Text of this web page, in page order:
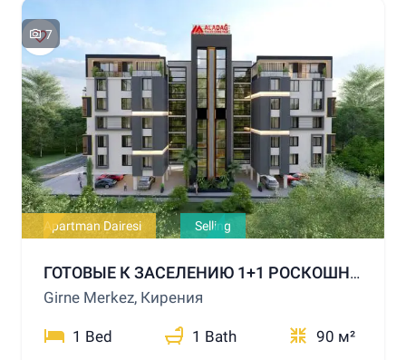
7
Apartman Dairesi Selling
ГОТОВЫЕ К ЗАСЕЛЕНИЮ 1+1 РОСКОШНЫЕ КВАРТИРЫ НА ПРОДАЖУ В ЦЕНТРЕ КИРЕНИИ
Girne Merkez, Кирения
1 Bed 1 Bath 90 м²